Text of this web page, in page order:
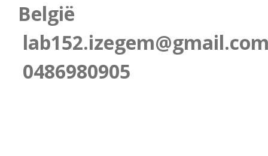
België
0486980905